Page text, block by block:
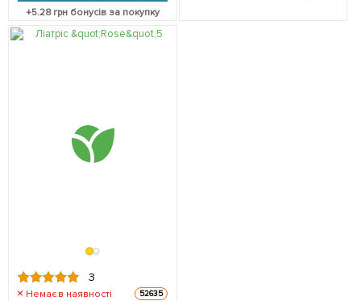
+5.28грн бонусів за покупку
3
Немає в наявності 52635